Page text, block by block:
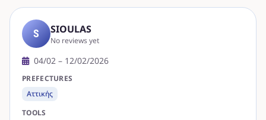
S SIOULAS
No reviews yet
04/02 – 12/02/2026
PREFECTURES
Αττικής
TOOLS